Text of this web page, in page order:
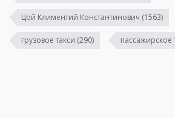
Цой Климентий Константинович (1563)
грузовое такси (290) пассажирское